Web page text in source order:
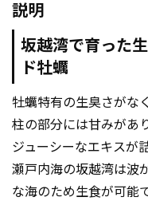
説明
坂越湾で育った
ド牡蠣
牡蠣特有の生臭さがな
柱の部分には甘みがあ
ジューシーなエキスが
瀬戸内海の坂越湾は波
な海のため生食が可能で